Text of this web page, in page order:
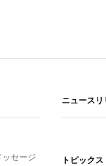
セージ
ニュースリ
トピックス